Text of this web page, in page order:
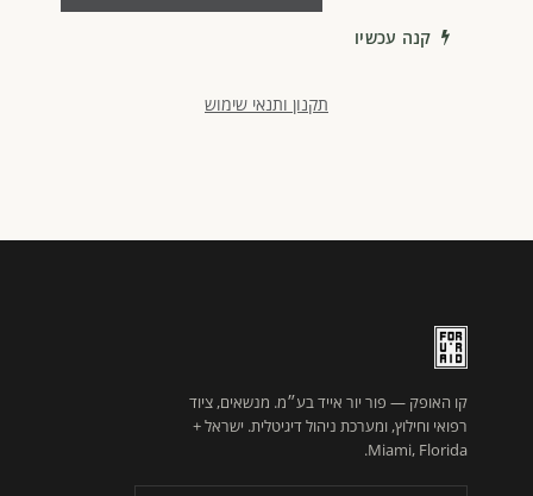
קנה עכשיו
תקנון ותנאי שימוש
קו האופק — פור יור אייד בע״מ. מנשאים, ציוד
רפואי וחילוץ, ומערכת ניהול דיגיטלית. ישראל +
Miami, Florida.